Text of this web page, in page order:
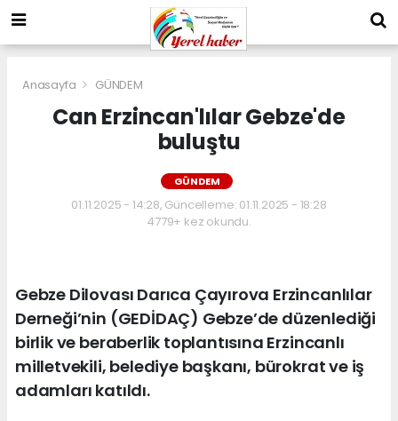
Anasayfa GÜNDEM
Can Erzincan'lılar Gebze'de
buluştu
GÜNDEM
01.11.2025 - 14:28, Güncelleme: 01.11.2025 - 18:28
4779+ kez okundu.
Gebze Dilovası Darıca Çayırova Erzincanlılar
Derneği’nin (GEDİDAÇ) Gebze’de düzenlediği
birlik ve beraberlik toplantısına Erzincanlı
milletvekili, belediye başkanı, bürokrat ve iş
adamları katıldı.